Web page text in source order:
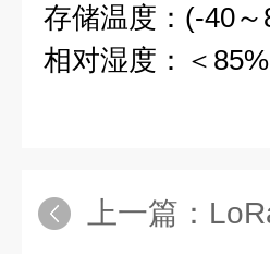
存储温度：(-40
相对湿度：＜85%
上一篇：